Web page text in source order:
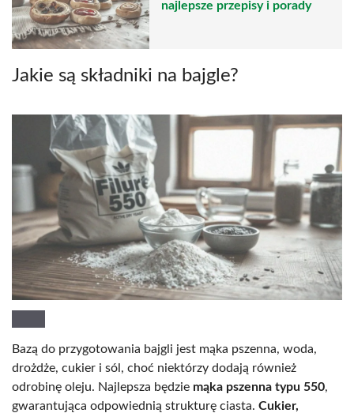
najlepsze przepisy i porady
Jakie są składniki na bajgle?
Bazą do przygotowania bajgli jest mąka pszenna, woda,
drożdże, cukier i sól, choć niektórzy dodają również
odrobinę oleju. Najlepsza będzie mąka pszenna typu 550,
gwarantująca odpowiednią strukturę ciasta. Cukier,